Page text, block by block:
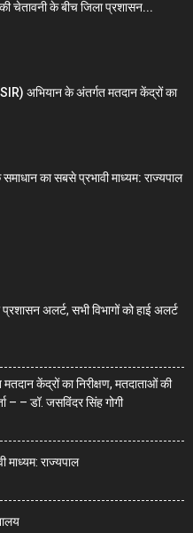
की चेतावनी के बीच जिला प्रशासन...
अभियान के अंतर्गत मतदान केंद्रों का
का सबसे प्रभावी माध्यम: राज्यपाल
प्रशासन अलर्ट, सभी विभागों को हाई अलर्ट
केंद्रों का निरीक्षण, मतदाताओं की
– – डॉ. जसविंदर सिंह गोगी
माध्यम: राज्यपाल